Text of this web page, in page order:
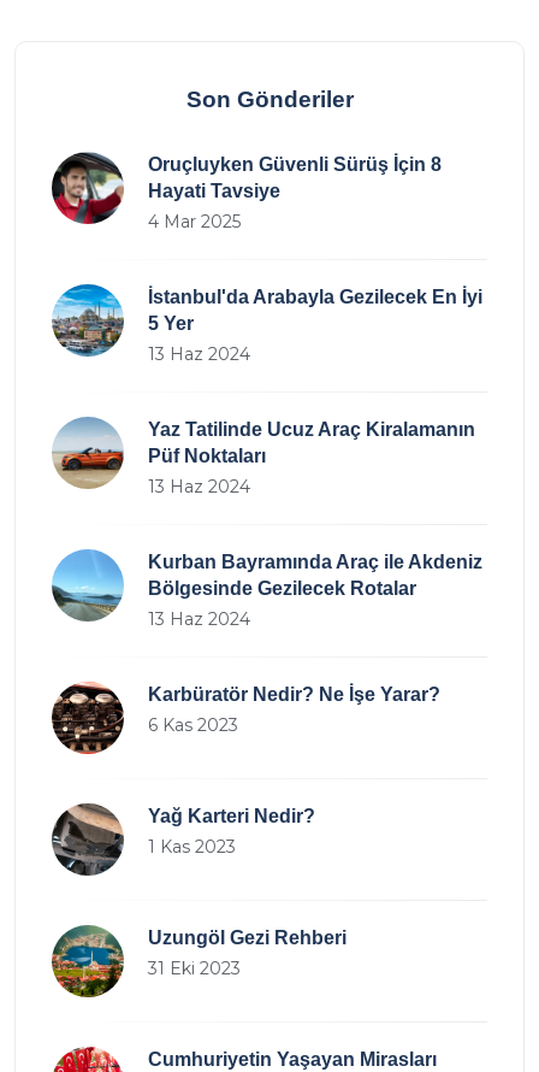
Son Gönderiler
Oruçluyken Güvenli Sürüş İçin 8
Hayati Tavsiye
4 Mar 2025
İstanbul'da Arabayla Gezilecek En İyi
5 Yer
13 Haz 2024
Yaz Tatilinde Ucuz Araç Kiralamanın
Püf Noktaları
13 Haz 2024
Kurban Bayramında Araç ile Akdeniz
Bölgesinde Gezilecek Rotalar
13 Haz 2024
Karbüratör Nedir? Ne İşe Yarar?
6 Kas 2023
Yağ Karteri Nedir?
1 Kas 2023
Uzungöl Gezi Rehberi
31 Eki 2023
Cumhuriyetin Yaşayan Mirasları